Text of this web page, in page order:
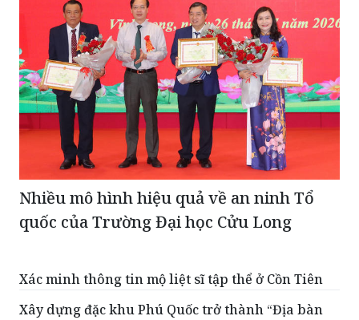
Nhiều mô hình hiệu quả về an ninh Tổ
quốc của Trường Đại học Cửu Long
Xác minh thông tin mộ liệt sĩ tập thể ở Cồn Tiên
Xây dựng đặc khu Phú Quốc trở thành “Địa bàn